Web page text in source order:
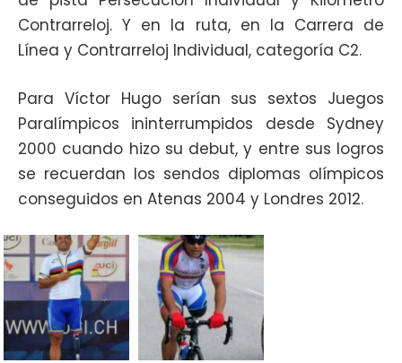
Contrarreloj. Y en la ruta, en la Carrera de
Línea y Contrarreloj Individual, categoría C2.
Para Víctor Hugo serían sus sextos Juegos
Paralímpicos ininterrumpidos desde Sydney
2000 cuando hizo su debut, y entre sus logros
se recuerdan los sendos diplomas olímpicos
conseguidos en Atenas 2004 y Londres 2012.